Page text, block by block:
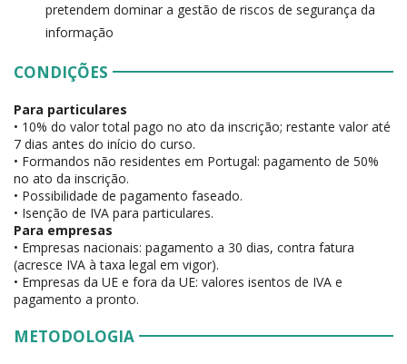
pretendem dominar a gestão de riscos de segurança da
informação
CONDIÇÕES
Para particulares
• 10% do valor total pago no ato da inscrição; restante valor até
7 dias antes do início do curso.
• Formandos não residentes em Portugal: pagamento de 50%
no ato da inscrição.
• Possibilidade de pagamento faseado.
• Isenção de IVA para particulares.
Para empresas
• Empresas nacionais: pagamento a 30 dias, contra fatura
(acresce IVA à taxa legal em vigor).
• Empresas da UE e fora da UE: valores isentos de IVA e
pagamento a pronto.
METODOLOGIA